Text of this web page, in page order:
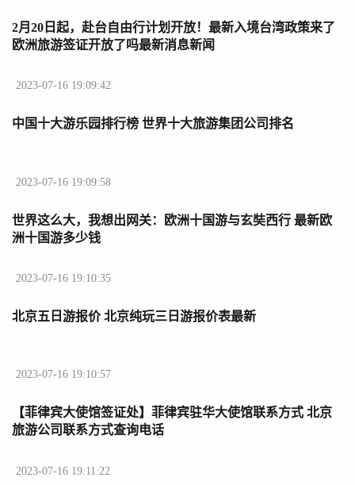
2月20日起，赴台自由行计划开放！最新入境台湾政策来了
欧洲旅游签证开放了吗最新消息新闻
2023-07-16 19:09:42
中国十大游乐园排行榜 世界十大旅游集团公司排名
2023-07-16 19:09:58
世界这么大，我想出网关：欧洲十国游与玄奘西行 最新欧
洲十国游多少钱
2023-07-16 19:10:35
北京五日游报价 北京纯玩三日游报价表最新
2023-07-16 19:10:57
【菲律宾大使馆签证处】菲律宾驻华大使馆联系方式 北京
旅游公司联系方式查询电话
2023-07-16 19:11:22